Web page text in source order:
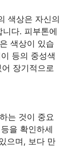
색상은 자신의
다. 피부톤에
색상이 있습
등의 중성색
장기적으로
는 것이 중요
을 확인하세
으며, 보다 만